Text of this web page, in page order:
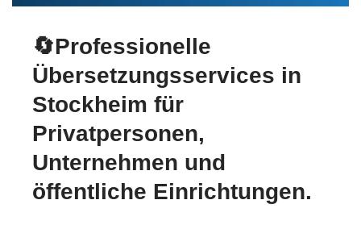
🔄Professionelle
Übersetzungsservices in
Stockheim für
Privatpersonen,
Unternehmen und
öffentliche Einrichtungen.